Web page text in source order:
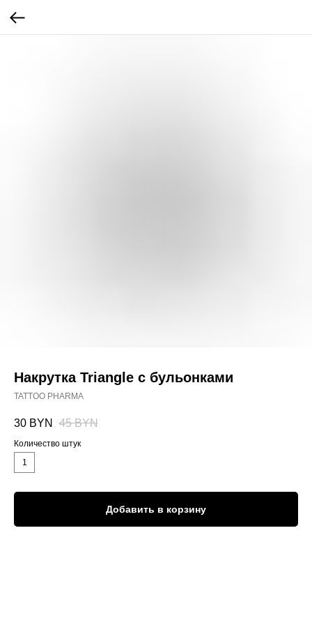
Накрутка Triangle с бульонками
TATTOO PHARMA
30 BYN 45 BYN
Количество штук
1
Добавить в корзину